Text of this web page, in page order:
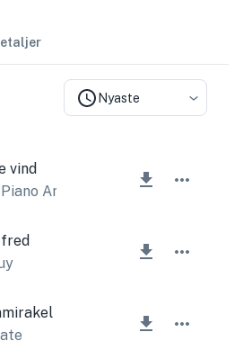
Nyaste
vind
Piano Amor